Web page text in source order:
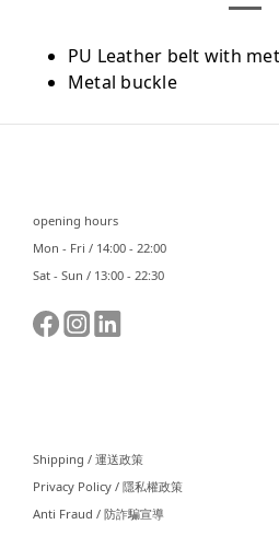
PU Leather belt with
Metal buckle
opening hours
Mon - Fri / 14:00 - 22:00
Sat - Sun / 13:00 - 22:30
Shipping / 運送政策
Privacy Policy / 隱私權政策
Anti Fraud / 防詐騙宣導